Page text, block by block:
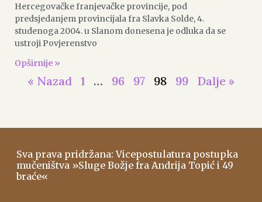
Hercegovačke franjevačke provincije, pod
predsjedanjem provincijala fra Slavka Solde, 4.
studenoga 2004. u Slanom donesena je odluka da se
ustroji Povjerenstvo
Opširnije »
« Nazad 1 … 96 97 98 99 Dalje »
Sva prava pridržana: Vicepostulatura postupka
mučeništva »Sluge Božje fra Andrija Topić i 49
braće«